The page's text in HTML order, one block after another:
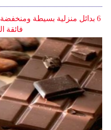
6 بدائل منزلية بسيطة
فائقة